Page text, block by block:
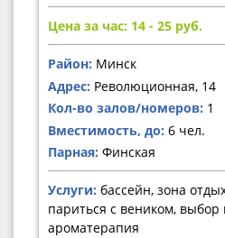
Цена за час: 14 - 25 руб.
Район: Минск
Адрес: Революционная, 14
Кол-во залов/номеров: 1
Вместимость, до: 6 чел.
Парная: Финская
Услуги: бассейн, зона
париться с веником, выбор
ароматерапия